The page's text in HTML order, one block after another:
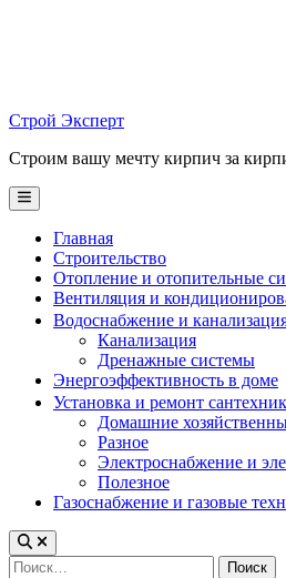
Строй Эксперт
Строим вашу мечту кирпич за
Main
Menu
Главная
Строительство
Отопление и отопительные
Вентиляция и
Водоснабжение и
Канализация
Дренажные системы
Энергоэффективность в доме
Установка и ремонт
Домашние
Разное
Электроснабжение и
Полезное
Газоснабжение и газовые
Найти: